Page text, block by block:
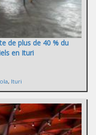
de plus de 40 % du
en Ituri
, Ituri